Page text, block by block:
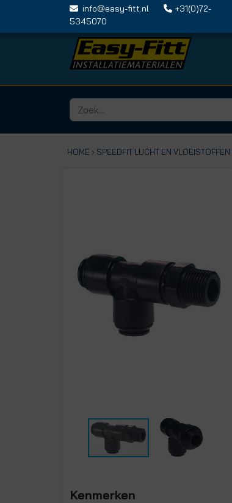
info@easy-fitt.nl
+31(0)72-
5345070
HOME › SPEEDFIT LUCHT EN VLOEISTOFFEN
Kenmerken